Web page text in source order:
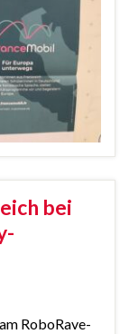
bei
RoboRave-